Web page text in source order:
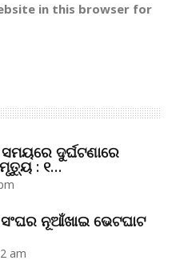
in this browser for
ଦୁର୍ଘଟଣାରେ
: ୧…
ନୂଆଁଖାଇ ଭେଟଘାଟ
am